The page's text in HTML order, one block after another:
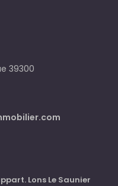
39300
Lons Le Saunier